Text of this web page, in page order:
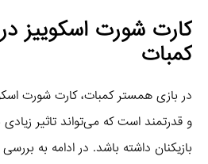
کارت شورت اسکوییز
کمبات
در بازی همستر کمبات، کارت شورت
و قدرتمند است که می‌تواند تاثیر زیادی
بازیکنان داشته باشد. در ادامه به